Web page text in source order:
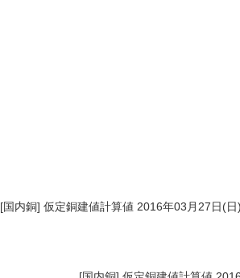
[国内銅] 仮定銅建値計算値 2016年03月27日(